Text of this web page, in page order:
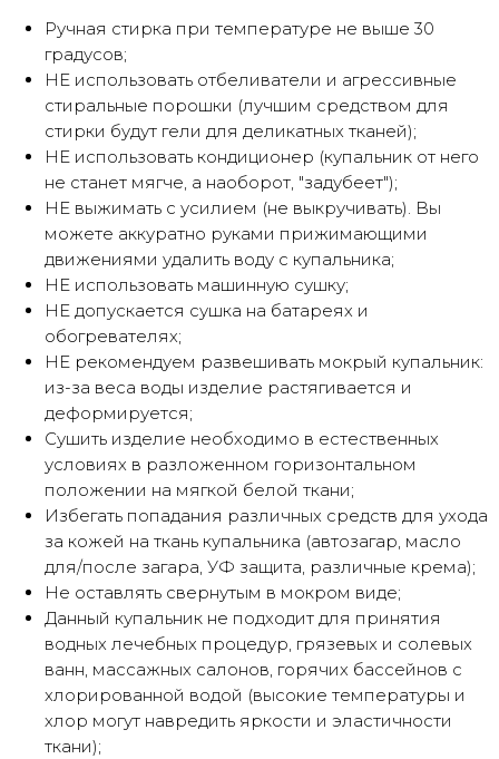
Ручная стирка при температуре не выше 30
градусов;
НЕ использовать отбеливатели и агрессивные
стиральные порошки (лучшим средством для
стирки будут гели для деликатных тканей);
НЕ использовать кондиционер (купальник от него
не станет мягче, а наоборот, "задубеет");
НЕ выжимать с усилием (не выкручивать). Вы
можете аккуратно руками прижимающими
движениями удалить воду с купальника;
НЕ использовать машинную сушку;
НЕ допускается сушка на батареях и
обогревателях;
НЕ рекомендуем развешивать мокрый купальник:
из-за веса воды изделие растягивается и
деформируется;
Сушить изделие необходимо в естественных
условиях в разложенном горизонтальном
положении на мягкой белой ткани;
Избегать попадания различных средств для ухода
за кожей на ткань купальника (автозагар, масло
для/после загара, УФ защита, различные крема);
Не оставлять свернутым в мокром виде;
Данный купальник не подходит для принятия
водных лечебных процедур, грязевых и солевых
ванн, массажных салонов, горячих бассейнов с
хлорированной водой (высокие температуры и
хлор могут навредить яркости и эластичности
ткани);
Оплата частями
Оплатите сегодня 25% стоимости
покупки картой любого банка, остальное
— тремя платежами раз в две недели.
Оплата
сегодня
25%
Через
2 недели
25%
Через
4 недели
25%
Через
6 недель
25%